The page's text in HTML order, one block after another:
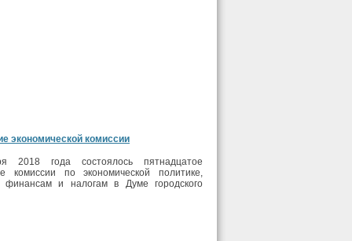
экономической комиссии
2018 года состоялось пятнадцатое
комиссии по экономической политике,
финансам и налогам в Думе городского